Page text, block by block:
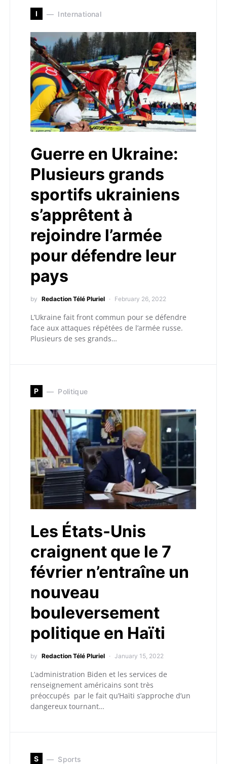
I International
Guerre en Ukraine:
Plusieurs grands
sportifs ukrainiens
s’apprêtent à
rejoindre l’armée
pour défendre leur
pays
by Redaction Télé Pluriel February 26, 2022
L’Ukraine fait front commun pour se défendre
face aux attaques répétées de l’armée russe.
Plusieurs de ses grands…
P Politique
Les États-Unis
craignent que le 7
février n’entraîne un
nouveau
bouleversement
politique en Haïti
by Redaction Télé Pluriel January 15, 2022
L’administration Biden et les services de
renseignement américains sont très
préoccupés par le fait qu’Haïti s’approche d’un
dangereux tournant…
S Sports